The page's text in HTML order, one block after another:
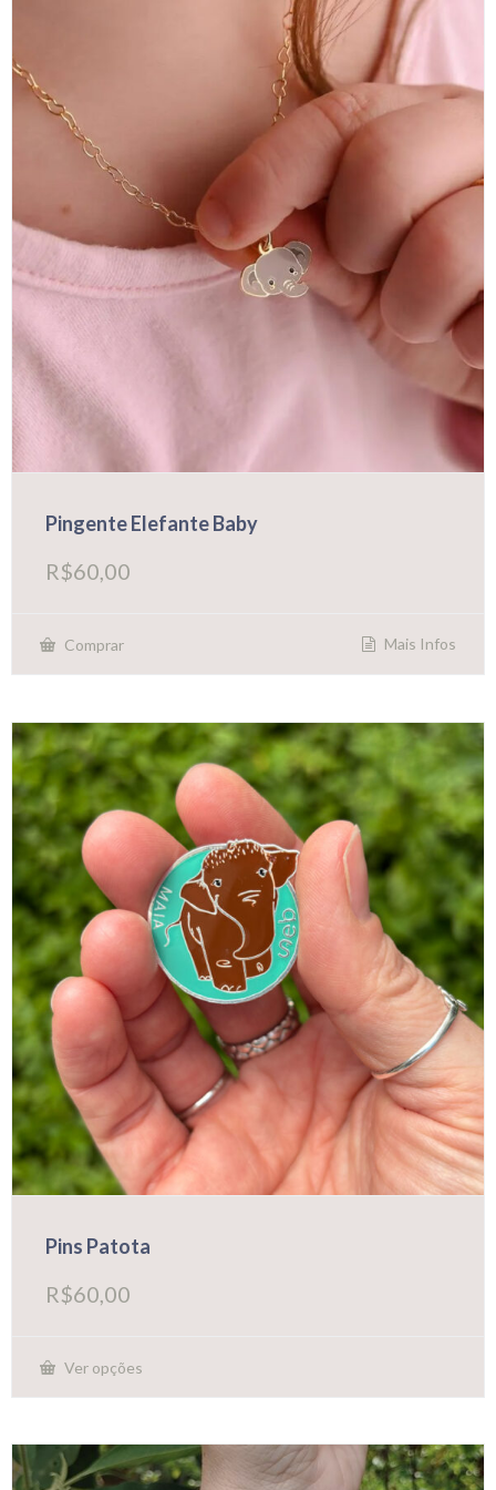
Pingente Elefante Baby
R$60,00
Comprar Mais Infos
Pins Patota
R$60,00
Ver opções
Este
produto
variantes.
As